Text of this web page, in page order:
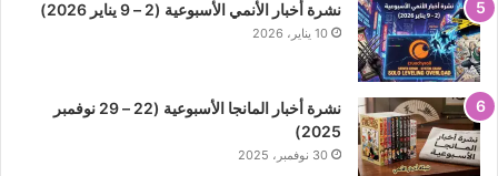
نشرة أخبار الأنمي الأسبوعية (2 – 9 يناير 2026)
10 يناير، 2026
نشرة أخبار المانجا الأسبوعية (22 – 29 نوفمبر
2025)
30 نوفمبر، 2025